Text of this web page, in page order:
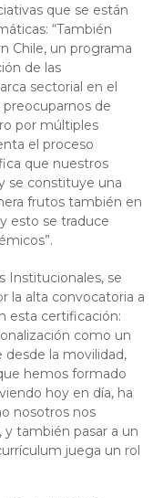
que se están
“También
Chile, un programa
de las
sectorial en el
de
por múltiples
el proceso
que nuestros
se constituye una
frutos también en
esto se traduce
Institucionales, se
la alta convocatoria a
esta certificación:
como un
la movilidad,
hemos formado
hoy en día, ha
nosotros nos
también pasar a un
juega un rol